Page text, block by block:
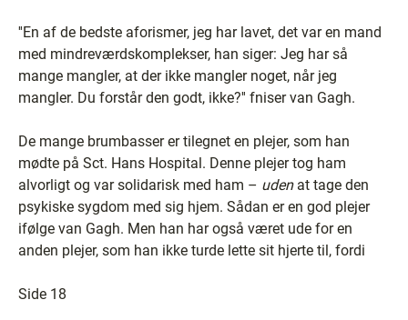
''En af de bedste aforismer, jeg har lavet, det var en mand
med mindreværdskomplekser, han siger: Jeg har så
mange mangler, at der ikke mangler noget, når jeg
mangler. Du forstår den godt, ikke?'' fniser van Gagh.
De mange brumbasser er tilegnet en plejer, som han
mødte på Sct. Hans Hospital. Denne plejer tog ham
alvorligt og var solidarisk med ham – udenat tage den
psykiske sygdom med sig hjem. Sådan er en god plejer
ifølge van Gagh. Men han har også været ude for en
anden plejer, som han ikke turde lette sit hjerte til, fordi
Side 18